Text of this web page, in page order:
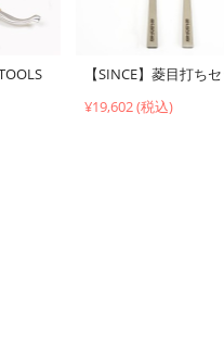
【SINCE】菱目打ち
¥19,602 (税込)